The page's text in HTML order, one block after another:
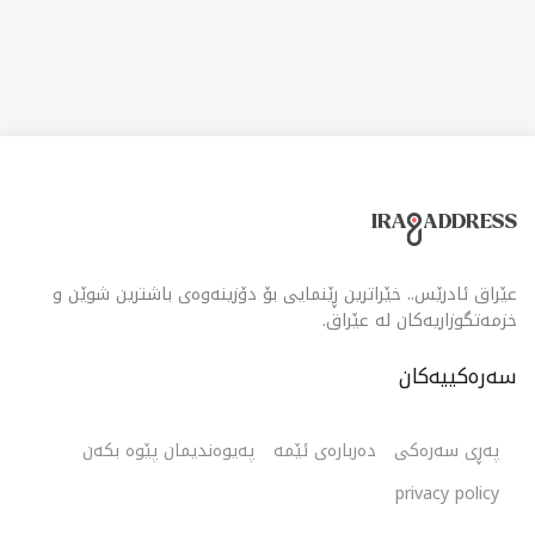
عێراق ئادرێس.. خێراترین ڕێنمایی بۆ دۆزینەوەی باشترین شوێن و
خزمەتگوزاریەکان لە عێراق.
سەرەکییەکان
پەڕی سەرەکی دەربارەی ئێمە
پەیوەندیمان پێوە بکەن
privacy policy